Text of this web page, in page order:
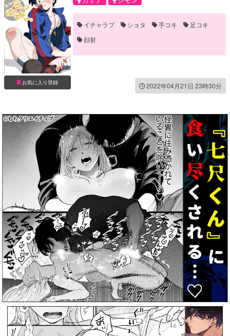
お気に入り登録
イチャラブ ショタ 手コキ
足コキ
顔射
2022年04月21日 23時30分